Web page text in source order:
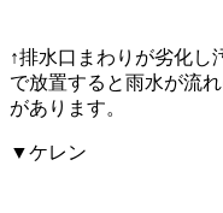
↑排水口まわりが劣化し
で放置すると雨水が流
があります。
▼ケレン